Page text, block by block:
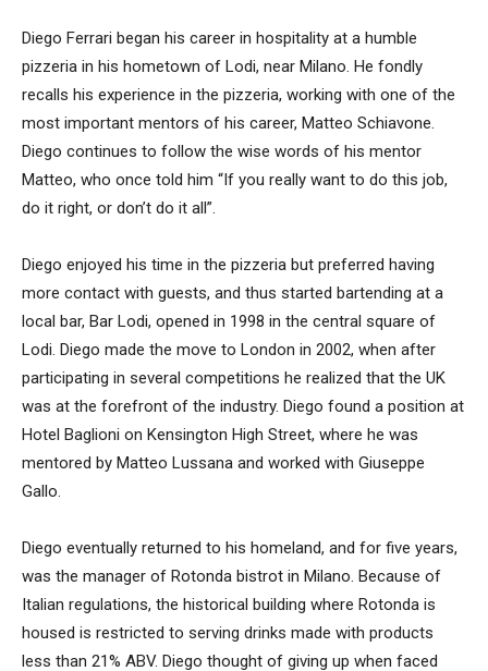
Diego Ferrari began his career in hospitality at a humble
pizzeria in his hometown of Lodi, near Milano. He fondly
recalls his experience in the pizzeria, working with one of the
most important mentors of his career, Matteo Schiavone.
Diego continues to follow the wise words of his mentor
Matteo, who once told him “If you really want to do this job,
do it right, or don’t do it all”.
Diego enjoyed his time in the pizzeria but preferred having
more contact with guests, and thus started bartending at a
local bar, Bar Lodi, opened in 1998 in the central square of
Lodi. Diego made the move to London in 2002, when after
participating in several competitions he realized that the UK
was at the forefront of the industry. Diego found a position at
Hotel Baglioni on Kensington High Street, where he was
mentored by Matteo Lussana and worked with Giuseppe
Gallo.
Diego eventually returned to his homeland, and for five years,
was the manager of Rotonda bistrot in Milano. Because of
Italian regulations, the historical building where Rotonda is
housed is restricted to serving drinks made with products
less than 21% ABV. Diego thought of giving up when faced